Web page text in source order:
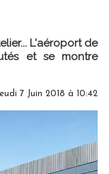
L'aéroport de
et se montre
7 Juin 2018 à 10:42